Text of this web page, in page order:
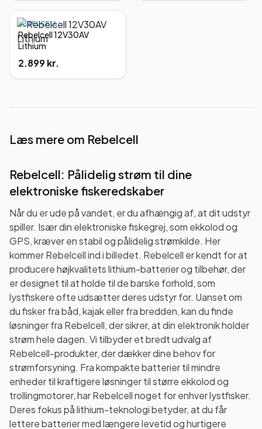
REBELCELL
Rebelcell 12V30AV
Lithium
2.899 kr.
Læs mere om Rebelcell
Rebelcell: Pålidelig strøm til dine
elektroniske fiskeredskaber
Når du er ude på vandet, er du afhængig af, at dit udstyr
spiller. Især din elektroniske fiskegrej, som ekkolod og
GPS, kræver en stabil og pålidelig strømkilde. Her
kommer Rebelcell ind i billedet. Rebelcell er kendt for at
producere højkvalitets lithium-batterier og tilbehør, der
er designet til at holde til de barske forhold, som
lystfiskere ofte udsætter deres udstyr for. Uanset om
du fisker fra båd, kajak eller fra bredden, kan du finde
løsninger fra Rebelcell, der sikrer, at din elektronik holder
strøm hele dagen. Vi tilbyder et bredt udvalg af
Rebelcell-produkter, der dækker dine behov for
strømforsyning. Fra kompakte batterier til mindre
enheder til kraftigere løsninger til større ekkolod og
trollingmotorer, har Rebelcell noget for enhver lystfisker.
Deres fokus på lithium-teknologi betyder, at du får
lettere batterier med længere levetid og hurtigere